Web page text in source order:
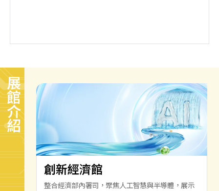
展館介紹
創新經濟館
整合經濟部內署司，聚焦人工智慧與半導體，展示